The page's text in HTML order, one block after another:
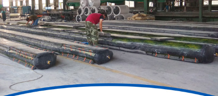
200*25米圆形桥梁气囊 390*14米的圆形充气芯
模